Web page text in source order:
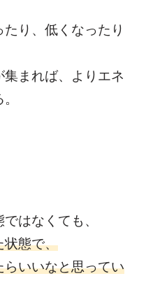
り、低くなったり
まれば、よりエネ
はなくても、
状態で、
いいなと思ってい